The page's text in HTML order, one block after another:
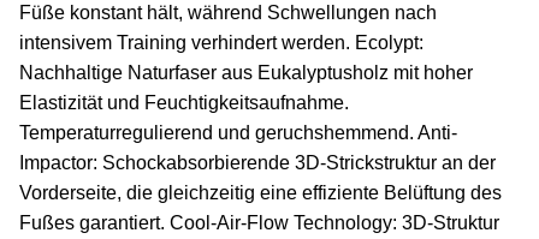
Füße konstant hält, während Schwellungen nach
intensivem Training verhindert werden. Ecolypt:
Nachhaltige Naturfaser aus Eukalyptusholz mit hoher
Elastizität und Feuchtigkeitsaufnahme.
Temperaturregulierend und geruchshemmend. Anti-
Impactor: Schockabsorbierende 3D-Strickstruktur an der
Vorderseite, die gleichzeitig eine effiziente Belüftung des
Fußes garantiert. Cool-Air-Flow Technology: 3D-Struktur